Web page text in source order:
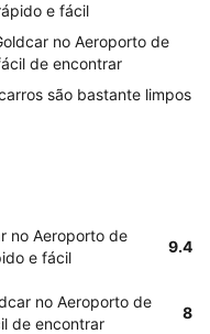
e fácil
no Aeroporto de
de encontrar
são bastante limpos
no Aeroporto de
e fácil
9.4
no Aeroporto de
de encontrar
8